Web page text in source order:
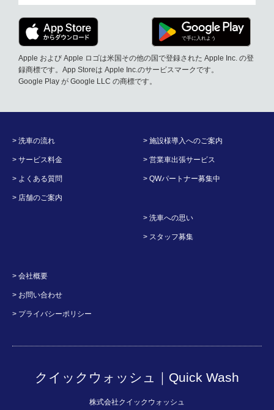
Apple および Apple ロゴは米国その他の国で登録された Apple Inc. の登
録商標です。App Storeは Apple Inc.のサービスマークです。
Google Play が Google LLC の商標です。
> 洗車の流れ
> サービス料金
> よくある質問
> 店舗のご案内
> 施設様導入へのご案内
> 営業車出張サービス
> QWパートナー募集中
> 洗車への思い
> スタッフ募集
> 会社概要
> お問い合わせ
> プライバシーポリシー
クイックウォッシュ｜Quick Wash
株式会社クイックウォッシュ